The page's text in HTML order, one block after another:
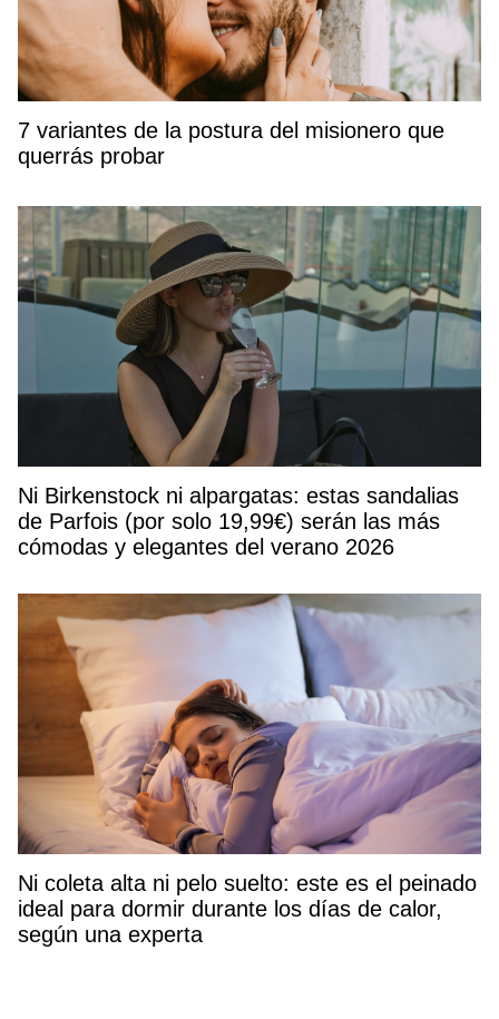
7 variantes de la postura del misionero que
querrás probar
Ni Birkenstock ni alpargatas: estas sandalias
de Parfois (por solo 19,99€) serán las más
cómodas y elegantes del verano 2026
Ni coleta alta ni pelo suelto: este es el peinado
ideal para dormir durante los días de calor,
según una experta